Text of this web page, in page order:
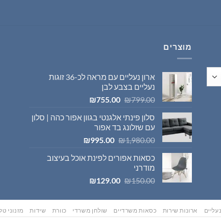
מוצרים
ארון נעליים עם מראה לכ-36 זוגות
נעליים בצבע לבן
₪799.00
המחיר
היה:
₪799.00.
₪755.00
המחיר
הוא:
סלון פינתי אלגנטי בגוון אפור כהה | סלון
עם שזלונג בד אפור
₪1,980.00
המחיר
היה:
₪995.00
המחיר
הוא:
כסאות אפורים לפינת אוכל בעיצוב
מודרני
₪150.00
המחיר
היה:
₪150.00.
₪129.00
המחיר
הוא:
₪129.00.
ארונות שירות כסאות משרדיים שולחן משרדי כוורת שידות מזנוני